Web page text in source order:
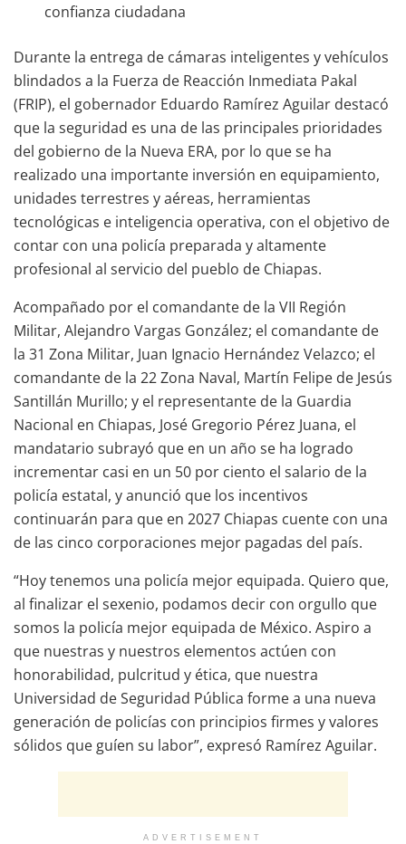
confianza ciudadana
Durante la entrega de cámaras inteligentes y vehículos
blindados a la Fuerza de Reacción Inmediata Pakal
(FRIP), el gobernador Eduardo Ramírez Aguilar destacó
que la seguridad es una de las principales prioridades
del gobierno de la Nueva ERA, por lo que se ha
realizado una importante inversión en equipamiento,
unidades terrestres y aéreas, herramientas
tecnológicas e inteligencia operativa, con el objetivo de
contar con una policía preparada y altamente
profesional al servicio del pueblo de Chiapas.
Acompañado por el comandante de la VII Región
Militar, Alejandro Vargas González; el comandante de
la 31 Zona Militar, Juan Ignacio Hernández Velazco; el
comandante de la 22 Zona Naval, Martín Felipe de Jesús
Santillán Murillo; y el representante de la Guardia
Nacional en Chiapas, José Gregorio Pérez Juana, el
mandatario subrayó que en un año se ha logrado
incrementar casi en un 50 por ciento el salario de la
policía estatal, y anunció que los incentivos
continuarán para que en 2027 Chiapas cuente con una
de las cinco corporaciones mejor pagadas del país.
“Hoy tenemos una policía mejor equipada. Quiero que,
al finalizar el sexenio, podamos decir con orgullo que
somos la policía mejor equipada de México. Aspiro a
que nuestras y nuestros elementos actúen con
honorabilidad, pulcritud y ética, que nuestra
Universidad de Seguridad Pública forme a una nueva
generación de policías con principios firmes y valores
sólidos que guíen su labor”, expresó Ramírez Aguilar.
ADVERTISEMENT